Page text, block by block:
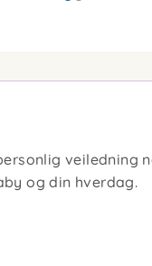
veiledning
og din hverdag.